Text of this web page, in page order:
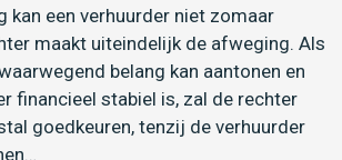
kan een verhuurder niet zomaar
maakt uiteindelijk de afweging. Als
belang kan aantonen en
financieel stabiel is, zal de rechter
goedkeuren, tenzij de verhuurder